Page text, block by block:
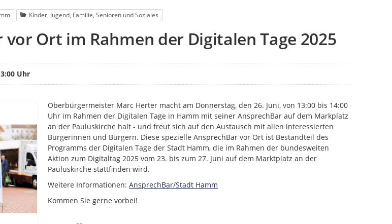
Kinder, Jugend, Familie, Senioren und Soziales
vor Ort im Rahmen der Digitalen Tage 2025
Uhr
Oberbürgermeister Marc Herter macht am Donnerstag, den 26. Juni, von 13:00 bis 14:00
Uhr im Rahmen der Digitalen Tage in Hamm mit seiner AnsprechBar auf dem Markplatz
an der Pauluskirche halt - und freut sich auf den Austausch mit allen interessierten
Bürgerinnen und Bürgern. Diese spezielle AnsprechBar vor Ort ist Bestandteil des
Programms der Digitalen Tage der Stadt Hamm, die im Rahmen der bundesweiten
Aktion zum Digitaltag 2025 vom 23. bis zum 27. Juni auf dem Marktplatz an der
Pauluskirche stattfinden wird.
Weitere Informationen:AnsprechBar/Stadt Hamm
Kommen Sie gerne vorbei!